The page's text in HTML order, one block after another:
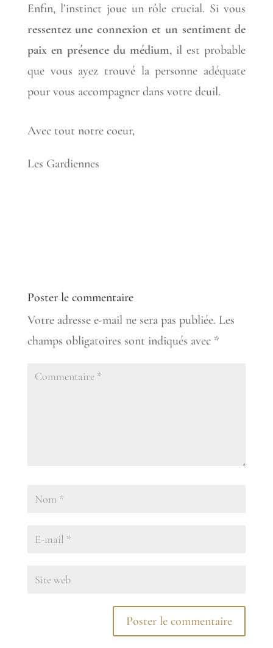
Enfin, l’instinct joue un rôle crucial. Si vous
ressentez une connexion et un sentiment de
paix en présence du médium, il est probable
que vous ayez trouvé la personne adéquate
pour vous accompagner dans votre deuil.
Avec tout notre coeur,
Les Gardiennes
Poster le commentaire
Votre adresse e-mail ne sera pas publiée. Les
champs obligatoires sont indiqués avec *